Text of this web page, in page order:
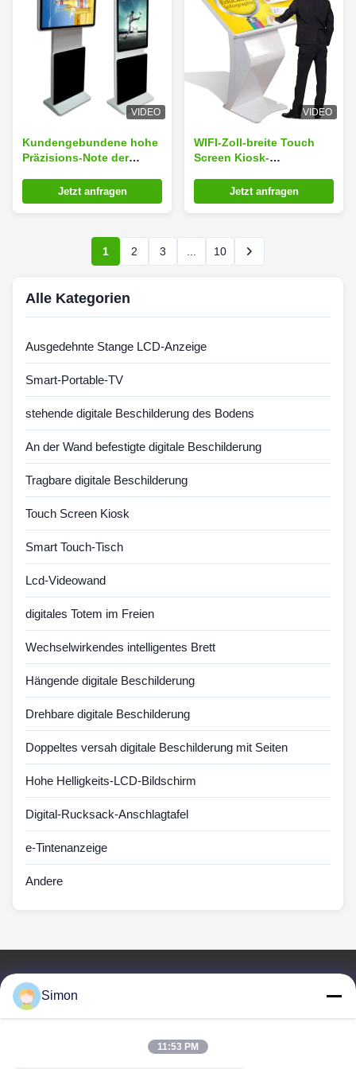
VIDEO
Kundengebundene hohe
Präzisions-Note der
Anzeigen-941.2*529.4mm
Jetzt anfragen
VIDEO
WIFI-Zoll-breite Touch
Screen Kiosk-
freie Stellung
Jetzt anfragen
1 2 3 10
Alle Kategorien
Ausgedehnte Stange LCD-Anzeige
Smart-Portable-TV
stehende digitale Beschilderung des Bodens
An der Wand befestigte digitale Beschilderung
Tragbare digitale Beschilderung
Touch Screen Kiosk
Smart Touch-Tisch
Lcd-Videowand
digitales Totem im Freien
Wechselwirkendes intelligentes Brett
Hängende digitale Beschilderung
Drehbare digitale Beschilderung
Doppeltes versah digitale Beschilderung mit Seiten
Hohe Helligkeits-LCD-Bildschirm
Digital-Rucksack-Anschlagtafel
e-Tintenanzeige
Andere
Videos
Simon
11:53 PM